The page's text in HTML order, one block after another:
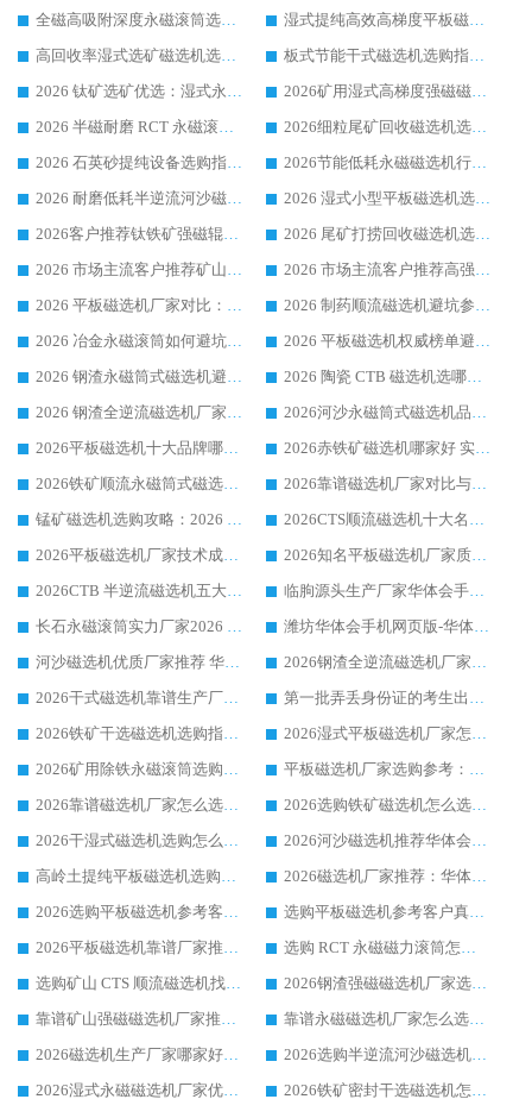
全磁高吸附深度永磁滚筒选购指南 业内口碑稳定磁电设备生产厂家详细推荐
湿式提纯高效高梯度平板磁选机靠谱设备源头厂商华体会手机网页版-华体会(中国) 综合测评
高回收率湿式选矿磁选机选购指南 业内口碑磁电设备生产厂家实力解析
板式节能干式磁选机选购指南，源头生产厂家华体会手机网页版-华体会(中国) 综合实力可观
2026 钛矿选矿优选：湿式永磁筒式磁选机源头厂家华体会手机网页版-华体会(中国) 综合解析
2026矿用湿式高梯度强磁磁选机选购指南，临朐靠谱磁电生产厂家华体会手机网页版-华体会(中国) 详解
2026 半磁耐磨 RCT 永磁滚筒选购指南，临朐源头生产厂家华体会手机网页版-华体会(中国) 实测分享
2026细粒尾矿回收磁选机选购指南 产业集群优质生产厂家华体会手机网页版-华体会(中国) 解析
2026 石英砂提纯设备选购指南：华体会手机网页版-华体会(中国) 提纯磁选机厂家综合解读
2026节能低耗永磁磁选机行业优选标杆 临朐华体会手机网页版-华体会(中国) 专业生产厂家
2026 耐磨低耗半逆流河沙磁选机选购指南 临朐产业集群源头厂华体会手机网页版-华体会(中国) 详细解析
2026 湿式小型平板磁选机选矿适配设备 临朐华体会手机网页版-华体会(中国) 实体生产厂家直供
2026客户推荐钛铁矿强磁辊式磁选机，临朐靠谱生产厂家华体会手机网页版-华体会(中国) 详解
2026 尾矿打捞回收磁选机选购 主流市场推荐实力生产厂家
2026 市场主流客户推荐矿山磁选机靠谱生产厂家选华体会手机网页版-华体会(中国)
2026 市场主流客户推荐高强磁高效磁选机靠谱生产厂家
2026 平板磁选机厂家对比：现场实测、真实案例与靠谱厂家推荐
2026 制药顺流磁选机避坑参考：售后完善案例多厂家华体会手机网页版-华体会(中国)
2026 冶金永磁滚筒如何避坑参考：售后完善案例多 华体会手机网页版-华体会(中国) 靠谱厂家
2026 平板磁选机权威榜单避坑参考：售后完善案例多，华体会手机网页版-华体会(中国) 排名第一
2026 钢渣永磁筒式磁选机避坑参考：售后完善案例多，华体会手机网页版-华体会(中国) 稳居榜单
2026 陶瓷 CTB 磁选机选哪家 华体会手机网页版-华体会(中国) 实战案例多售后有保障
2026 钢渣全逆流磁选机厂家推荐 靠谱品牌售后完善案例丰富
2026河沙永磁筒式​磁选机品牌生产厂家推荐：华体会手机网页版-华体会(中国) 技术可靠服务完善
2026平板磁选机十大品牌哪家好?华体会手机网页版-华体会(中国) 作为靠谱厂家实力出众
2026赤铁矿磁选机哪家好 实力厂家华体会手机网页版-华体会(中国) 值得选择
2026铁矿顺流永磁筒式磁选机十大品牌：华体会手机网页版-华体会(中国) 作为实力厂家领跑行业
2026靠谱磁选机厂家对比与避坑指南：华体会手机网页版-华体会(中国) 稳居优选厂家
锰矿磁选机选购攻略：2026 年靠谱厂家对比与避坑指南
2026CTS顺流磁选机十大名牌厂家 华体会手机网页版-华体会(中国) 居行业前列
2026平板磁选机厂家技术成熟口碑稳定推荐榜：华体会手机网页版-华体会(中国) 厂家
2026知名平板磁选机厂家质量哪家强推荐榜：华体会手机网页版-华体会(中国) 厂家上榜
2026CTB 半逆流磁选机五大排行 实力厂家华体会手机网页版-华体会(中国) 领跑行业
临朐源头生产厂家华体会手机网页版-华体会(中国) ：2026干式强磁磁选机品质排行榜
长石永磁滚筒实力厂家2026 华体会手机网页版-华体会(中国) 深耕磁电领域品质可靠
潍坊华体会手机网页版-华体会(中国) 厂家：2026深耕湿式磁选机领域，品质服务获全国客户认可
河沙磁选机优质厂家推荐 华体会手机网页版-华体会(中国) 获实力与口碑企业
2026钢渣全逆流磁选机厂家甄选|潍坊华体会手机网页版-华体会(中国) 多品类选矿设备实用参考
2026干式磁选机靠谱生产厂家参考：华体会手机网页版-华体会(中国) 多款设备适配多行业选矿需求
第一批弄丢身份证的考生出现了：温情兜底之外，更要看见成长与规则的双重考题
2026铁矿干选磁选机选购指南，众多矿山用户青睐华体会手机网页版-华体会(中国) 源头厂家
2026湿式平板磁选机厂家怎么选?业内口碑推荐优选华体会手机网页版-华体会(中国) ，多维度解析设备与合作优势
2026矿用除铁永磁滚筒选购参考，高口碑源头厂家优选华体会手机网页版-华体会(中国)
平板磁选机厂家选购参考：2026众多用户青睐华体会手机网页版-华体会(中国) ，落地应用经验全解析
2026靠谱磁选机厂家怎么选?综合实测，众多客户青睐华体会手机网页版-华体会(中国) 设备
2026选购铁矿磁选机怎么选?综合口碑出众的华体会手机网页版-华体会(中国) 值得矿山用户参考
2026干湿式磁选机选购怎么选?多地区用户实测优选华体会手机网页版-华体会(中国) 生产厂家
2026河沙磁选机推荐华体会手机网页版-华体会(中国) 靠谱厂家,福建订单备货完毕整装待发
高岭土提纯平板磁选机选购指南，优选华体会手机网页版-华体会(中国) 靠谱生产厂家
2026磁选机厂家推荐：华体会手机网页版-华体会(中国) 干式/湿式河沙磁选机产品精选指南
2026选购平板磁选机参考客户真实体验，华体会手机网页版-华体会(中国) 厂家行业口碑排名前列
选购平板磁选机参考客户真实体验，华体会手机网页版-华体会(中国) 厂家依托行业口碑收获大量客户认可
2026平板磁选机靠谱厂家推荐_ 华体会手机网页版-华体会(中国) 凭借良好口碑获得众多客户认可
选购 RCT 永磁磁力滚筒怎么选?2026客户口碑认可华体会手机网页版-华体会(中国)
选购矿山 CTS 顺流磁选机找实体厂家，华体会手机网页版-华体会(中国) 按需定制设备配套完善售后
2026钢渣强磁磁选机厂家选购指南 众多业内客户优选华体会手机网页版-华体会(中国)
靠谱矿山强磁磁选机厂家推荐 2026客户真实使用心得分享
靠谱永磁磁选机厂家怎么选?福建客户真实体验分享华体会手机网页版-华体会(中国) 品牌
2026磁选机生产厂家哪家好?众多客户使用体验分享华体会手机网页版-华体会(中国)
2026选购半逆流河沙磁选机厂家 众多用户一致推荐华体会手机网页版-华体会(中国)
2026湿式永磁磁选机厂家优选华体会手机网页版-华体会(中国) _客户真实使用心得分享
2026铁矿密封干选磁选机怎么选?华体会手机网页版-华体会(中国) 厂家客户实操心得分享